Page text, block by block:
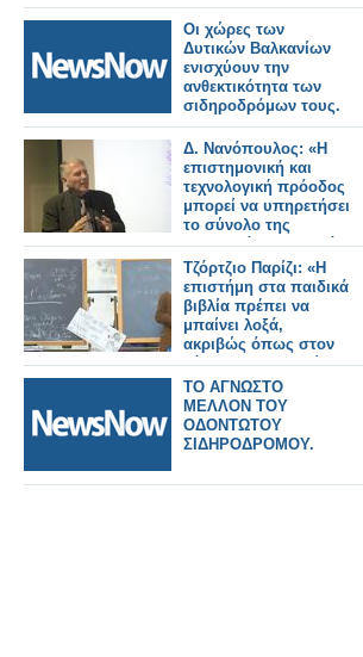
Οι χώρες των
Δυτικών Βαλκανίων
ενισχύουν την
ανθεκτικότητα των
σιδηροδρόμων τους.
Δ. Νανόπουλος: «Η
επιστημονική και
τεχνολογική πρόοδος
μπορεί να υπηρετήσει
το σύνολο της
ανθρωπότητας και όχι
μια μικρή ελίτ»
Τζόρτζιο Παρίζι: «Η
επιστήμη στα παιδικά
βιβλία πρέπει να
μπαίνει λοξά,
ακριβώς όπως στον
κόσμο των παιδιών»
ΤΟ ΑΓΝΩΣΤΟ
ΜΕΛΛΟΝ ΤΟΥ
ΟΔΟΝΤΩΤΟΥ
ΣΙΔΗΡΟΔΡΟΜΟΥ.